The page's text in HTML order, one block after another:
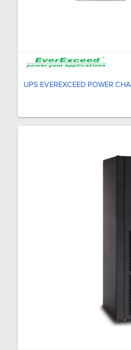
UPS EVEREXCEED POWER